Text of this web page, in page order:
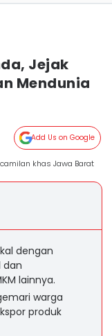
Jejak
Mendunia
Add Us on Google
khas Jawa Barat
dengan
dan
lainnya.
warga
produk